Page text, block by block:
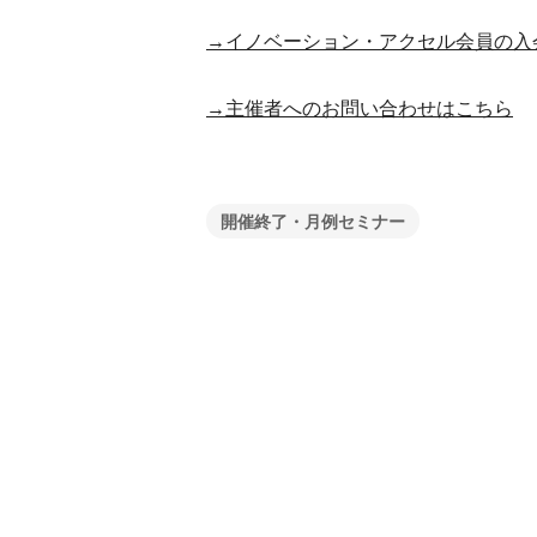
→イノベーション・アクセル会員の入
→主催者へのお問い合わせはこちら
開催終了・月例セミナー